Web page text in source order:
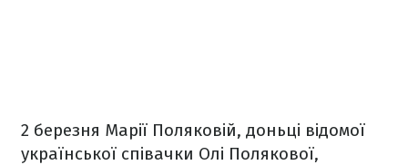
2 березня Марії Поляковій, доньці відомої
української співачки Олі Полякової,